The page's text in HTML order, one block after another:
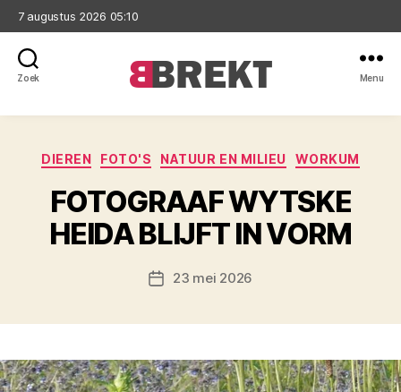
7 augustus 2026 05:10
Zoek Menu
Categorieën
DIEREN FOTO'S NATUUR EN MILIEU WORKUM
FOTOGRAAF WYTSKE
HEIDA BLIJFT IN VORM
Berichtdatum
23 mei 2026